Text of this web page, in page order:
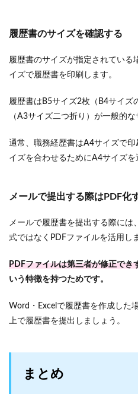
履歴書のサイズを確認する
履歴書のサイズが指定されている
イズで履歴書を印刷します。
履歴書はB5サイズ2枚（B4サイズ
（A3サイズ二つ折り）が一般的な
通常、職務経歴書はA4サイズで
イズを合わせるためにA4サイズを
メールで提出する際はPDF化
メールで履歴書を提出する際には
式ではなくPDFファイルを活用し
PDFファイルは第三者が修正でき
いう特徴を持つためです。
Word・Excelで履歴書を作成した
上で履歴書を提出しましょう。
まとめ